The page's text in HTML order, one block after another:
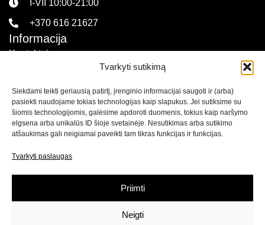
Tvarkyti sutikimą
Siekdami teikti geriausią patirtį, įrenginio informacijai saugoti ir (arba)
pasiekti naudojame tokias technologijas kaip slapukus. Jei sutiksime su
šiomis technologijomis, galėsime apdoroti duomenis, tokius kaip naršymo
elgsena arba unikalūs ID šioje svetainėje. Nesutikimas arba sutikimo
atšaukimas gali neigiamai paveikti tam tikras funkcijas ir funkcijas.
Tvarkyti paslaugas
Priimti
Neigti
I-VII 10:00-21:00
+370 616 21627
Informacija
Kontaktai
Pirkimo sąlygos ir taisyklės
Privatumo politika
Sekite mus
savo pirmam apsipirkimui mūsų el. parduotuvėje!